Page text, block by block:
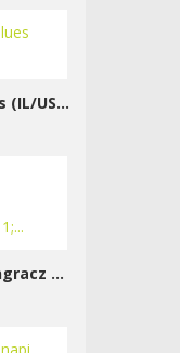
Yemen Blues (IL/US/UY)
j(A)zz! | Pongracz &#8211;...